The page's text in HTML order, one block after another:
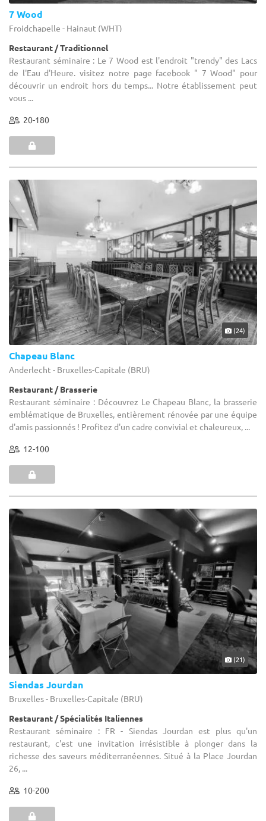
7 Wood
Froidchapelle - Hainaut (WHT)
Restaurant / Traditionnel
Restaurant séminaire : Le 7 Wood est l'endroit "trendy" des Lacs
de l'Eau d'Heure. visitez notre page facebook " 7 Wood" pour
découvrir un endroit hors du temps... Notre établissement peut
vous ...
20-180
(24)
Chapeau Blanc
Anderlecht - Bruxelles-Capitale (BRU)
Restaurant / Brasserie
Restaurant séminaire : Découvrez Le Chapeau Blanc, la brasserie
emblématique de Bruxelles, entièrement rénovée par une équipe
d'amis passionnés ! Profitez d'un cadre convivial et chaleureux, ...
12-100
(21)
Siendas Jourdan
Bruxelles - Bruxelles-Capitale (BRU)
Restaurant / Spécialités Italiennes
Restaurant séminaire : FR - Siendas Jourdan est plus qu'un
restaurant, c'est une invitation irrésistible à plonger dans la
richesse des saveurs méditerranéennes. Situé à la Place Jourdan
26, ...
10-200